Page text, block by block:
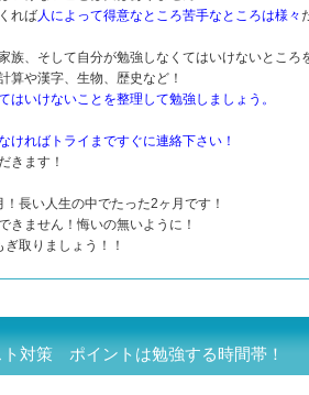
れば人によって得意なところ苦手なところは様々
族、そして自分が勉強しなくてはいけないところ
算や漢字、生物、歴史など！
はいけないことを整理して勉強しましょう。
ければトライまですぐに連絡下さい！
きます！
長い人生の中でたった2ヶ月です！
きません！悔いの無いように！
取りましょう！！
対策 ポイントは勉強する時間帯！